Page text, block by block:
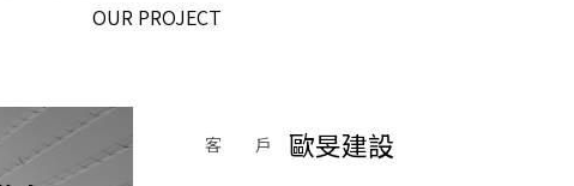
OUR PROJECT
客 戶 歐旻建設